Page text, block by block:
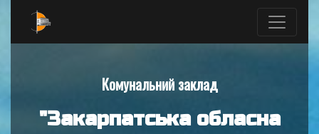
Комунальний заклад
"Закарпатська обласна